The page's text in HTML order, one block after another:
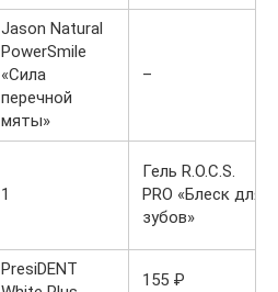
Jason Natural
PowerSmile
«Сила
перечной
мяты»
–
1
Гель R.O.C.S.
PRO «Блеск для
зубов»
PresiDENT
155 ₽